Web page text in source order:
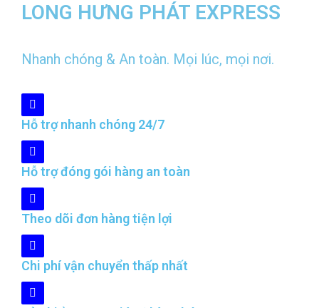
LONG HƯNG PHÁT EXPRESS
Nhanh chóng & An toàn. Mọi lúc, mọi nơi.
Hỗ trợ nhanh chóng 24/7
Hỗ trợ đóng gói hàng an toàn
Theo dõi đơn hàng tiện lợi
Chi phí vận chuyển thấp nhất